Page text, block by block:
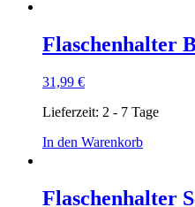
Flaschenhalter
31,99 €
Lieferzeit: 2 - 7 Tage
In den Warenkorb
Flaschenhalter